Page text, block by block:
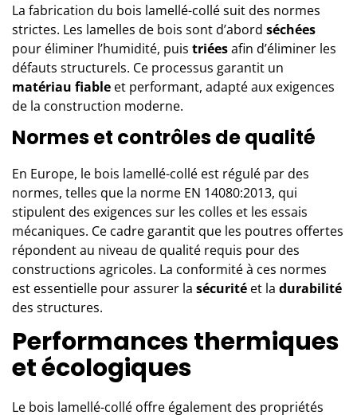
La fabrication du bois lamellé-collé suit des normes
strictes. Les lamelles de bois sont d’abord séchées
pour éliminer l’humidité, puis triéesafin d’éliminer les
défauts structurels. Ce processus garantit un
matériau fiable et performant, adapté aux exigences
de la construction moderne.
Normes et contrôles de qualité
En Europe, le bois lamellé-collé est régulé par des
normes, telles que la norme EN 14080:2013, qui
stipulent des exigences sur les colles et les essais
mécaniques. Ce cadre garantit que les poutres offertes
répondent au niveau de qualité requis pour des
constructions agricoles. La conformité à ces normes
est essentielle pour assurer la sécurité et la durabilité
des structures.
Performances thermiques
et écologiques
Le bois lamellé-collé offre également des propriétés